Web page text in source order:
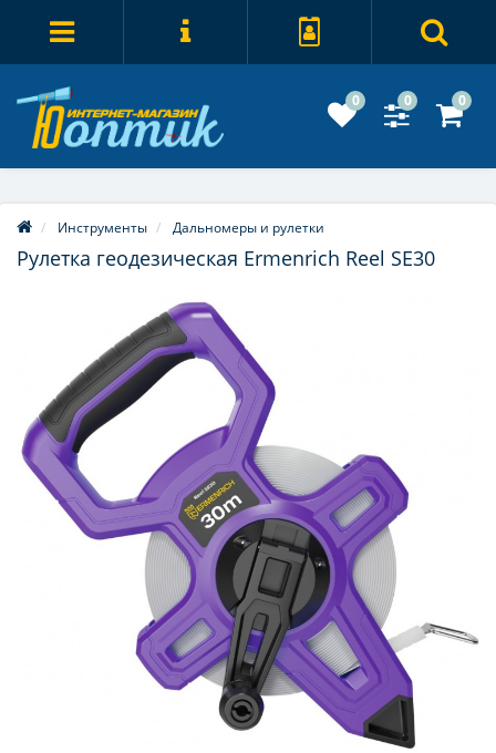
0 0 0
Инструменты Дальномеры и рулетки
Рулетка геодезическая Ermenrich Reel SE30